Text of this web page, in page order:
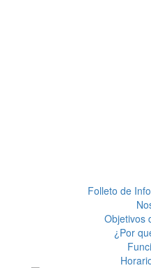
Folleto de
Objetivos
¿Por